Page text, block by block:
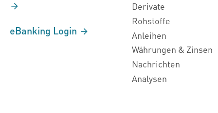
eBanking Login
Derivate
Rohstoffe
Anleihen
Währungen & Zinsen
Nachrichten
Analysen